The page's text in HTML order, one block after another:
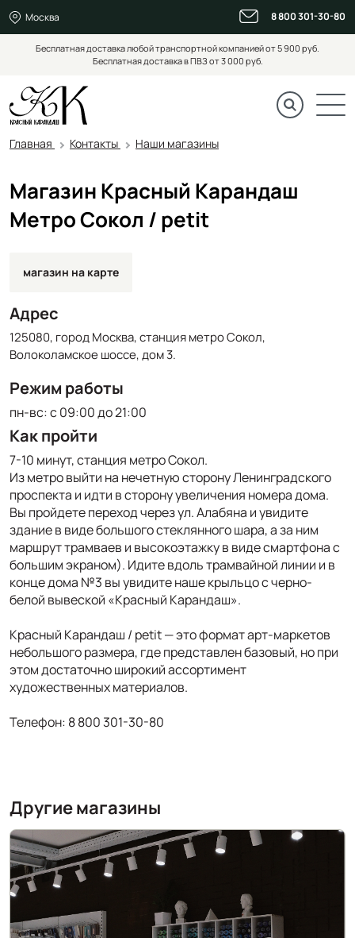
Москва 8 800 301-30-80
Бесплатная доставка любой транспортной компанией от 5 900 руб.
Бесплатная доставка в ПВЗ от 3 000 руб.
Главная Контакты Наши магазины
Магазин Красный Карандаш
Метро Сокол / petit
магазин на карте
Адрес
125080, город Москва, станция метро Сокол,
Волоколамское шоссе, дом 3.
Режим работы
пн-вс: с 09:00 до 21:00
Как пройти
7-10 минут, станция метро Сокол.
Из метро выйти на нечетную сторону Ленинградского
проспекта и идти в сторону увеличения номера дома.
Вы пройдете переход через ул. Алабяна и увидите
здание в виде большого стеклянного шара, а за ним
маршрут трамваев и высокоэтажку в виде смартфона с
большим экраном). Идите вдоль трамвайной линии и в
конце дома №3 вы увидите наше крыльцо с черно-
белой вывеской «Красный Карандаш».
Красный Карандаш / petit — это формат арт-маркетов
небольшого размера, где представлен базовый, но при
этом достаточно широкий ассортимент
художественных материалов.
Телефон: 8 800 301-30-80
Другие магазины